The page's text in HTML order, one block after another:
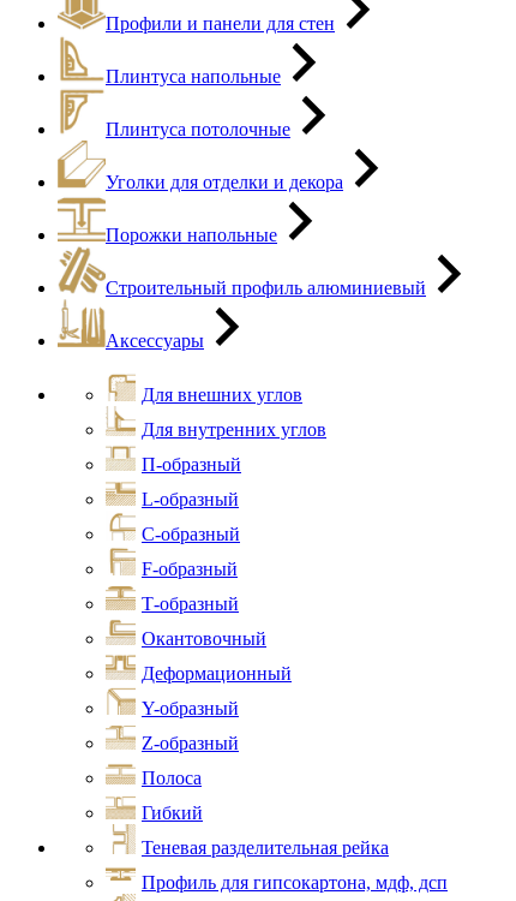
Профили и панели для стен
Плинтуса напольные
Плинтуса потолочные
Уголки для отделки и декора
Порожки напольные
Строительный профиль алюминиевый
Аксессуары
Для внешних углов
Для внутренних углов
П-образный
L-образный
С-образный
F-образный
Т-образный
Окантовочный
Деформационный
Y-образный
Z-образный
Полоса
Гибкий
Теневая разделительная рейка
Профиль для гипсокартона, мдф, дсп